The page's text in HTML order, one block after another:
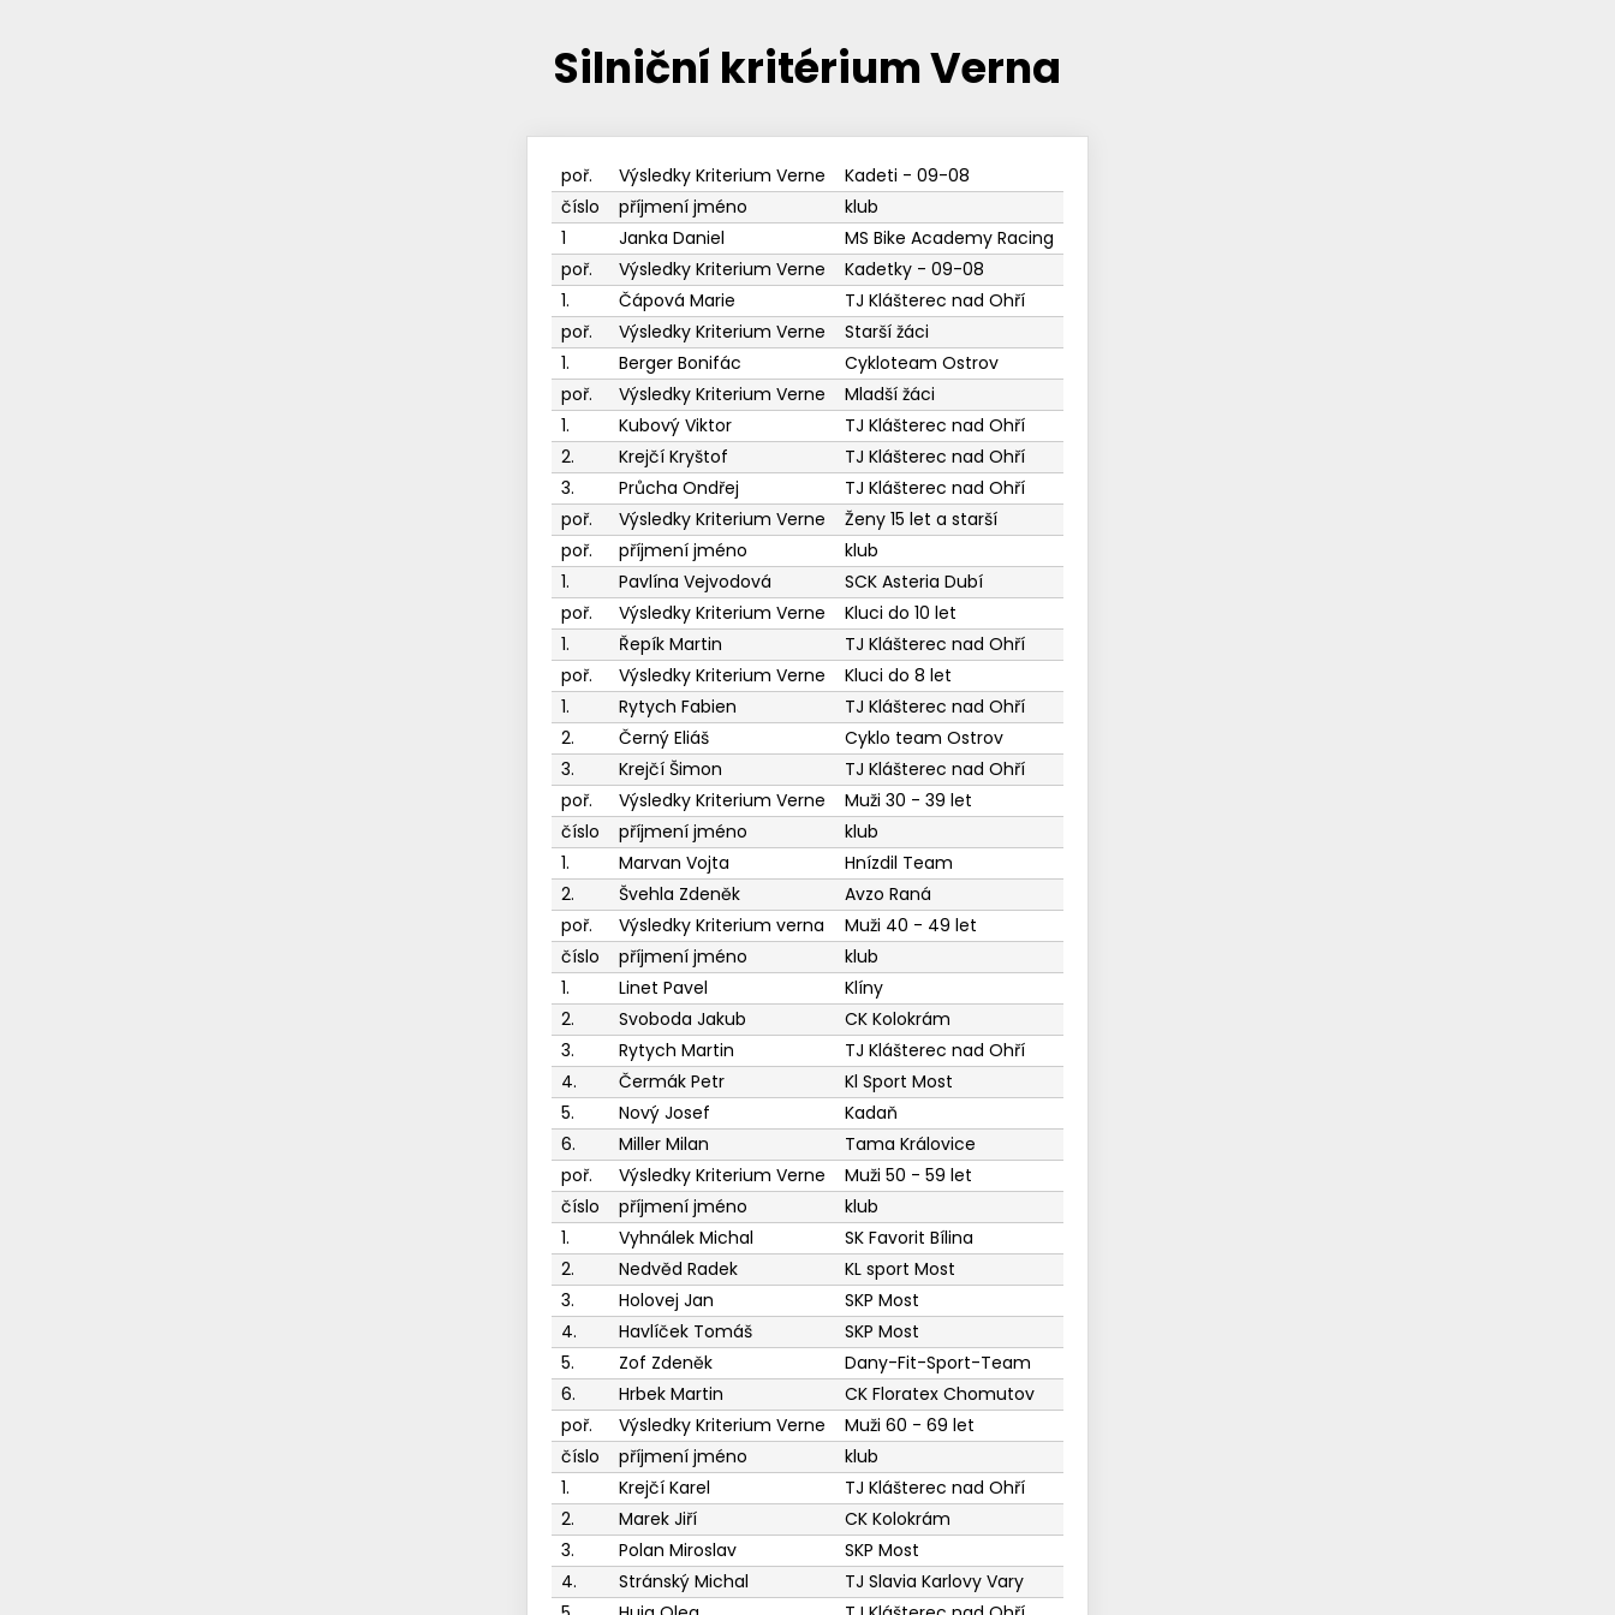
Silniční kritérium Verna
poř. Výsledky Kriterium Verne
Kadeti - 09-08
číslo
příjmení jméno
klub
1
Janka Daniel
MS Bike Academy Racing
poř.
Výsledky Kriterium Verne
Kadetky - 09-08
1.
Čápová Marie
TJ Klášterec nad Ohří
poř.
Výsledky Kriterium Verne
Starší žáci
1.
Berger Bonifác
Cykloteam Ostrov
poř.
Výsledky Kriterium Verne
Mladší žáci
1.
Kubový Viktor
TJ Klášterec nad Ohří
2.
Krejčí Kryštof
TJ Klášterec nad Ohří
3.
Průcha Ondřej
TJ Klášterec nad Ohří
poř.
Výsledky Kriterium Verne
Ženy 15 let a starší
poř.
příjmení jméno
klub
1.
Pavlína Vejvodová
SCK Asteria Dubí
poř.
Výsledky Kriterium Verne
Kluci do 10 let
1.
Řepík Martin
TJ Klášterec nad Ohří
poř.
Výsledky Kriterium Verne
Kluci do 8 let
1.
Rytych Fabien
TJ Klášterec nad Ohří
2.
Černý Eliáš
Cyklo team Ostrov
3.
Krejčí Šimon
TJ Klášterec nad Ohří
poř.
Výsledky Kriterium Verne
Muži 30 - 39 let
číslo
příjmení jméno
klub
1.
Marvan Vojta
Hnízdil Team
2.
Švehla Zdeněk
Avzo Raná
poř.
Výsledky Kriterium verna
Muži 40 - 49 let
číslo
příjmení jméno
klub
1.
Linet Pavel
Klíny
2.
Svoboda Jakub
CK Kolokrám
3.
Rytych Martin
TJ Klášterec nad Ohří
4.
Čermák Petr
Kl Sport Most
5.
Nový Josef
Kadaň
6.
Miller Milan
Tama Královice
poř.
Výsledky Kriterium Verne
Muži 50 - 59 let
číslo
příjmení jméno
klub
1.
Vyhnálek Michal
SK Favorit Bílina
2.
Nedvěd Radek
KL sport Most
3.
Holovej Jan
SKP Most
4.
Havlíček Tomáš
SKP Most
5.
Zof Zdeněk
Dany-Fit-Sport-Team
6.
Hrbek Martin
CK Floratex Chomutov
poř.
Výsledky Kriterium Verne
Muži 60 - 69 let
číslo
příjmení jméno
klub
1.
Krejčí Karel
TJ Klášterec nad Ohří
2.
Marek Jiří
CK Kolokrám
3.
Polan Miroslav
SKP Most
4.
Stránský Michal
TJ Slavia Karlovy Vary